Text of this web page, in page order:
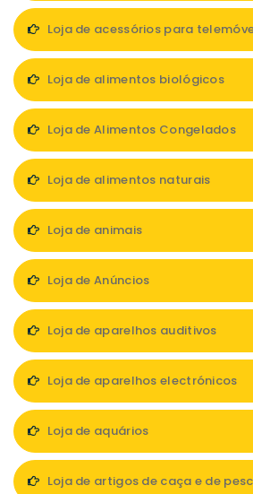
Loja de acessórios para
Loja de alimentos biológicos
Loja de Alimentos Congelados
Loja de alimentos naturais
Loja de animais
Loja de Anúncios
Loja de aparelhos auditivos
Loja de aparelhos electrónicos
Loja de aquários
Loja de artigos de caça e de